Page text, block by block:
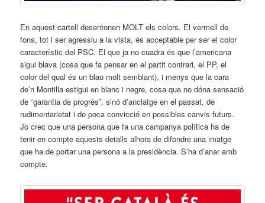
En aquest cartell desentonen MOLT els colors. El vermell de
fons, tot i ser agressiu a la vista, és acceptable per ser el color
característic del PSC. El que ja no cuadra és que l’americana
sigui blava (cosa que fa pensar en el partit contrari, el PP, el
color del qual és un blau molt semblant), i menys que la cara
de’n Montilla estigui en blanc i negre, cosa que no dóna sensació
de “garantia de progrés”, sinó d’anclatge en el passat, de
rudimentarietat i de poca convicció en possibles canvis futurs.
Jo crec que una persona que fa una campanya política ha de
tenir en compte aquests detalls alhora de difondre una imatge
que ha de portar una persona a la presidència. S’ha d’anar amb
compte.